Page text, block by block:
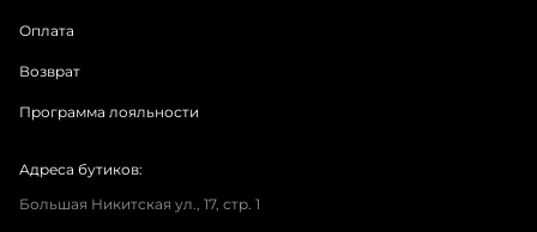
Оплата
Возврат
Программа лояльности
Адреса бутиков:
Большая Никитская ул., 17, стр. 1